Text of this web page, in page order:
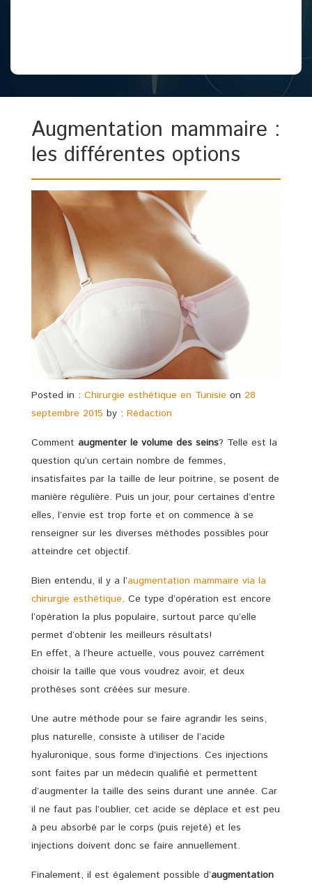
Augmentation mammaire :
les différentes options
Posted in : Chirurgie esthétique en Tunisie on 28
septembre 2015 by : Rédaction
Comment augmenter le volume des seins? Telle est la
question qu’un certain nombre de femmes,
insatisfaites par la taille de leur poitrine, se posent de
manière régulière. Puis un jour, pour certaines d’entre
elles, l’envie est trop forte et on commence à se
renseigner sur les diverses méthodes possibles pour
atteindre cet objectif.
Bien entendu, il y a l’augmentation mammaire via la
chirurgie esthétique. Ce type d’opération est encore
l’opération la plus populaire, surtout parce qu’elle
permet d’obtenir les meilleurs résultats!
En effet, à l’heure actuelle, vous pouvez carrément
choisir la taille que vous voudrez avoir, et deux
prothèses sont créées sur mesure.
Une autre méthode pour se faire agrandir les seins,
plus naturelle, consiste à utiliser de l’acide
hyaluronique, sous forme d’injections. Ces injections
sont faites par un médecin qualifié et permettent
d’augmenter la taille des seins durant une année. Car
il ne faut pas l’oublier, cet acide se déplace et est peu
à peu absorbé par le corps (puis rejeté) et les
injections doivent donc se faire annuellement.
Finalement, il est également possible d’augmentation